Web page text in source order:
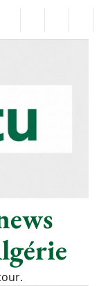
MondeÉconomie
Tech